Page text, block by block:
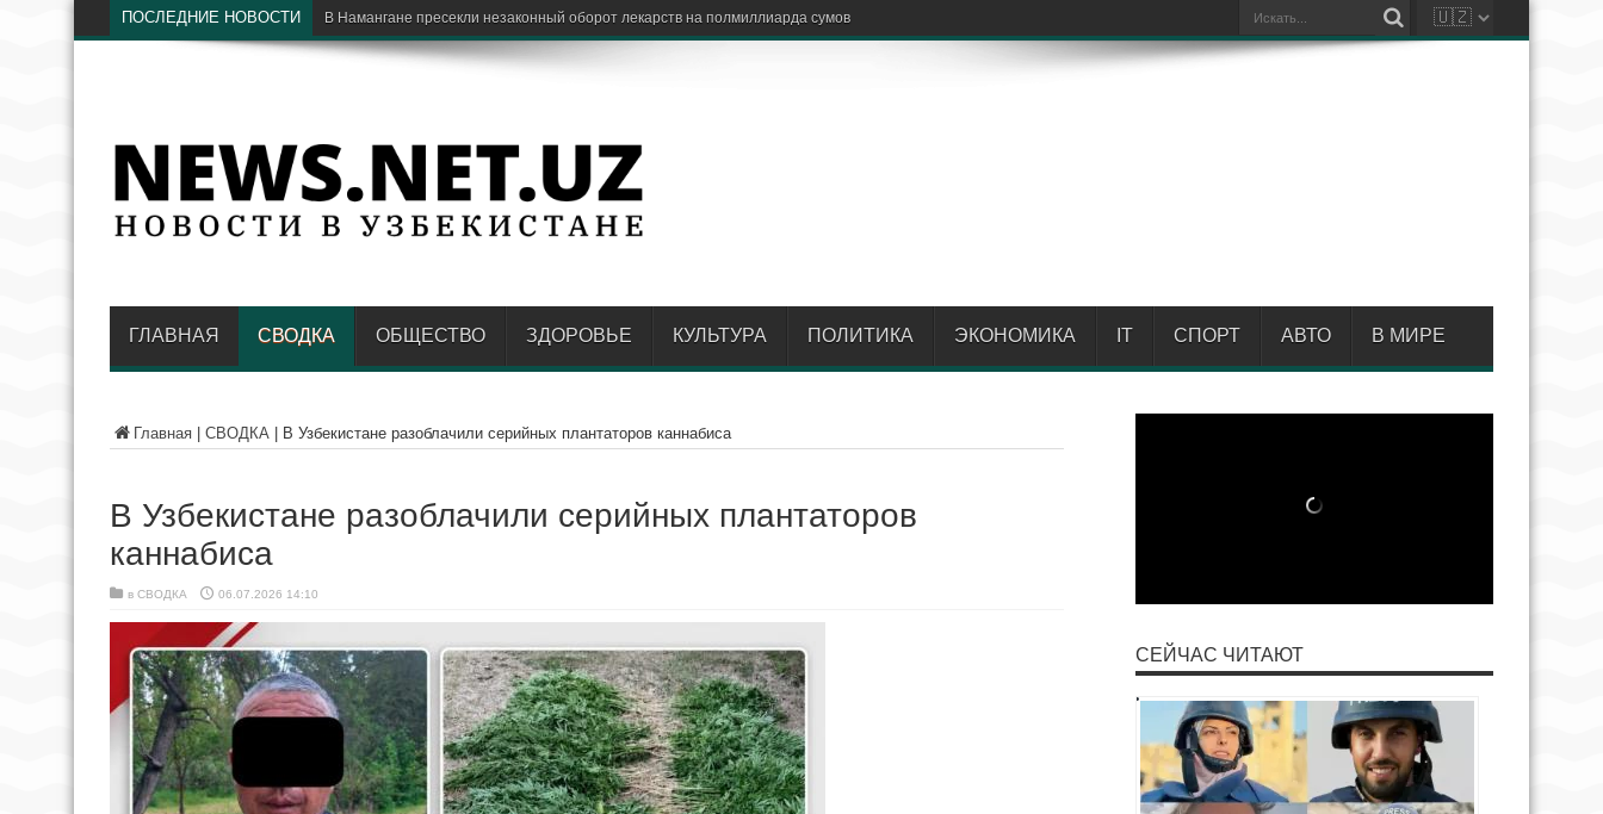
ПОСЛЕДНИЕ НОВОСТИ В Сурхандарье четверо участников экстр
ГЛАВНАЯ СВОДКА ОБЩЕСТВО ЗДОРОВЬЕ КУЛЬТУРА ПОЛИТИКА ЭКОНОМИКА IT СПОРТ АВТО В МИРЕ
Главная СВОДКА В Узбекистане разоблачили серийных плантаторов каннабиса
В Узбекистане разоблачили серийных плантаторов
каннабиса
в СВОДКА 06.07.2026 14:10
СЕЙЧАС ЧИТАЮТ